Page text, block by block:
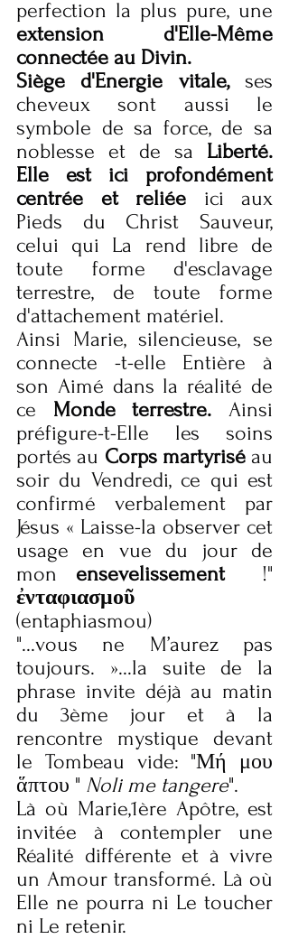
extension d'Elle-Même
connectée au Divin.
Siège d'Energie vitale, ses
cheveux sont aussi le
symbole de sa force, de sa
noblesse et de sa Liberté.
Elle est ici profondément
centrée et reliée ici aux
Pieds du Christ Sauveur,
celui qui La rend libre de
toute forme d'esclavage
terrestre, de toute forme
d'attachement matériel.
Ainsi Marie, silencieuse, se
connecte -t-elle Entière à
son Aimé dans la réalité de
ce Monde terrestre. Ainsi
préfigure-t-Elle les soins
portés au Corps martyrisé au
soir du Vendredi, ce qui est
confirmé verbalement par
Jésus « Laisse-la observer cet
usage en vue du jour de
mon ensevelissement
ἐνταφιασμοῦ
(entaphiasmou)
"...vous ne M’aurez pas
toujours. »...la suite de la
phrase invite déjà au matin
du 3ème jour et à la
rencontre mystique devant
le Tombeau vide: "Μή μου
ἅπτου " Noli me tangere".
Là où Marie,1ère Apôtre, est
invitée à contempler une
Réalité différente et à vivre
un Amour transformé. Là où
Elle ne pourra ni Le toucher
ni Le retenir.